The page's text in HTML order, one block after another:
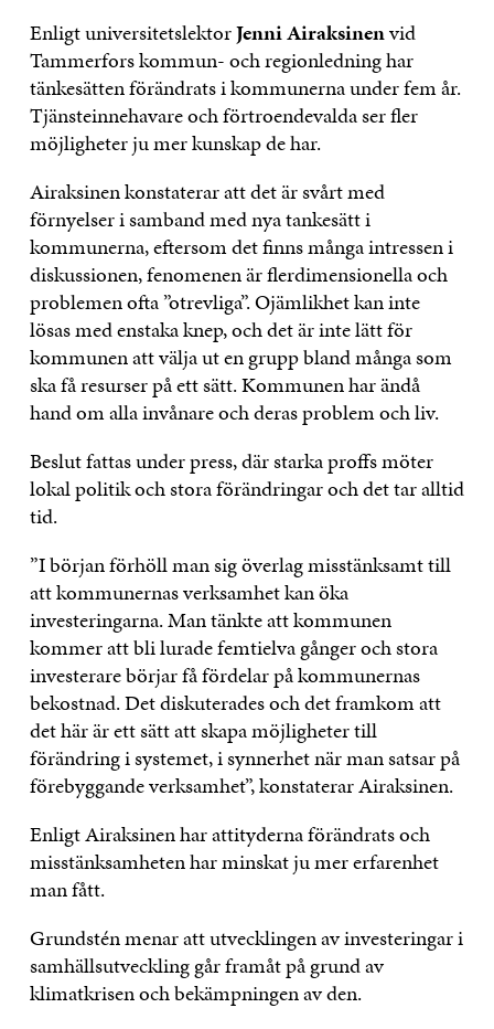
Enligt universitetslektorJenni Airaksinenvid
Tammerfors kommun- och regionledning har
tänkesätten förändrats i kommunerna under fem år.
Tjänsteinnehavare och förtroendevalda ser fler
möjligheter ju mer kunskap de har.
Airaksinen konstaterar att det är svårt med
förnyelser i samband med nya tankesätt i
kommunerna, eftersom det finns många intressen i
diskussionen, fenomenen är flerdimensionella och
problemen ofta ”otrevliga”. Ojämlikhet kan inte
lösas med enstaka knep, och det är inte lätt för
kommunen att välja ut en grupp bland många som
ska få resurser på ett sätt. Kommunen har ändå
hand om alla invånare och deras problem och liv.
Beslut fattas under press, där starka proffs möter
lokal politik och stora förändringar och det tar alltid
tid.
”I början förhöll man sig överlag misstänksamt till
att kommunernas verksamhet kan öka
investeringarna. Man tänkte att kommunen
kommer att bli lurade femtielva gånger och stora
investerare börjar få fördelar på kommunernas
bekostnad. Det diskuterades och det framkom att
det här är ett sätt att skapa möjligheter till
förändring i systemet, i synnerhet när man satsar på
förebyggande verksamhet”, konstaterar Airaksinen.
Enligt Airaksinen har attityderna förändrats och
misstänksamheten har minskat ju mer erfarenhet
man fått.
Grundstén menar att utvecklingen av investeringar i
samhällsutveckling går framåt på grund av
klimatkrisen och bekämpningen av den.